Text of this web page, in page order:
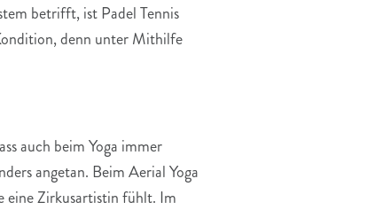
betrifft, ist Padel Tennis
denn unter Mithilfe
auch beim Yoga immer
angetan. Beim Aerial Yoga
eine Zirkusartistin fühlt. Im